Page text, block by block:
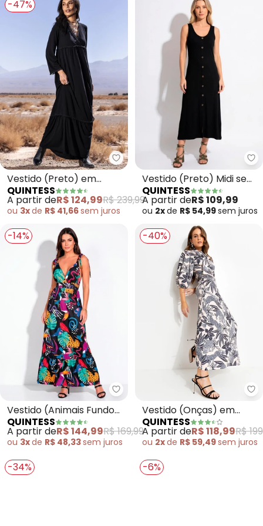
-47%
Quintess - Vestido (Preto) em
Vestido (Preto) em
Malha Crepe
QUINTESS
A partir deR$ 124,99R$ 239,99
ou 3xde R$ 41,66sem juros
Vestido (Preto) Midi sem
Mangas com Botões
QUINTESS
A partir deR$ 109,99
ou 2xde R$ 54,99sem juros
-14%
Quintess - Vestido (Animais
Vestido (Animais Fundo
Preto) com Alças e
Babado
QUINTESS
A partir deR$ 144,99R$ 169,99
ou 3xde R$ 48,33sem juros
-40%
Vestido (Onças) em
Malha Fria
QUINTESS
A partir deR$ 118,99R$
ou 2xde R$ 59,49sem juros
-34% -6%